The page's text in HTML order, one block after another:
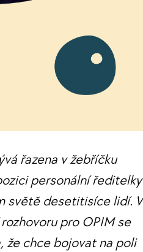
řazena v žebříčku
personální ředitelky
světě desetitisíce lidí. V
pro OPIM se
že chce bojovat na poli